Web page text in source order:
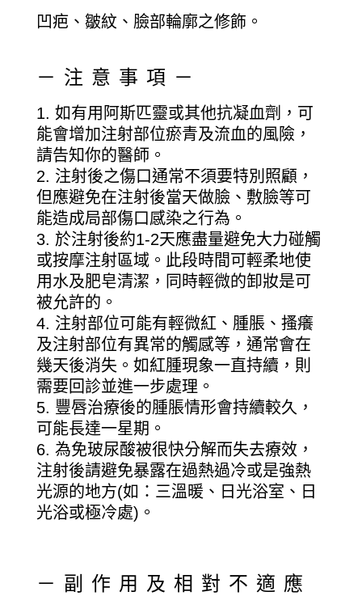
凹疤、皺紋、臉部輪廓之修飾。
－注意事項－
如有用阿斯匹靈或其他抗凝血劑，可
能會增加注射部位瘀青及流血的風險，
請告知你的醫師。
注射後之傷口通常不須要特別照顧，
但應避免在注射後當天做臉、敷臉等可
能造成局部傷口感染之行為。
於注射後約1-2天應盡量避免大力碰觸
或按摩注射區域。此段時間可輕柔地使
用水及肥皂清潔，同時輕微的卸妝是可
被允許的。
注射部位可能有輕微紅、腫脹、搔癢
及注射部位有異常的觸感等，通常會在
幾天後消失。如紅腫現象一直持續，則
需要回診並進一步處理。
豐唇治療後的腫脹情形會持續較久，
可能長達一星期。
為免玻尿酸被很快分解而失去療效，
注射後請避免暴露在過熱過冷或是強熱
光源的地方(如：三溫暖、日光浴室、日
光浴或極冷處)。
－副作用及相對不適應